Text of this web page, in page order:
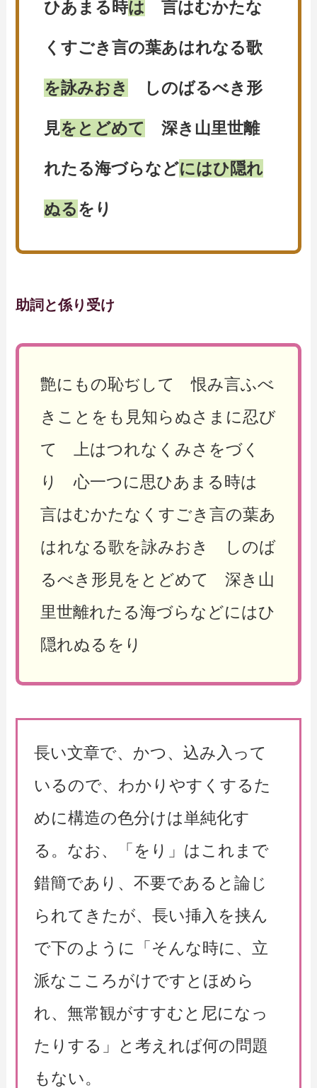
ひあまる時は 言はむかたな
くすごき言の葉あはれなる歌
を詠みおき しのばるべき形
見をとどめて 深き山里世離
れたる海づらなどにはひ隠れ
ぬるをり
助詞と係り受け
艶にもの恥ぢして 恨み言ふべ
きことをも見知らぬさまに忍び
て 上はつれなくみさをづく
り 心一つに思ひあまる時は
言はむかたなくすごき言の葉あ
はれなる歌を詠みおき しのば
るべき形見をとどめて 深き山
里世離れたる海づらなどにはひ
隠れぬるをり
長い文章で、かつ、込み入って
いるので、わかりやすくするた
めに構造の色分けは単純化す
る。なお、「をり」はこれまで
錯簡であり、不要であると論じ
られてきたが、長い挿入を挟ん
で下のように「そんな時に、立
派なこころがけですとほめら
れ、無常観がすすむと尼になっ
たりする」と考えれば何の問題
もない。